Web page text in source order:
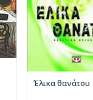
Έλικα θανάτου